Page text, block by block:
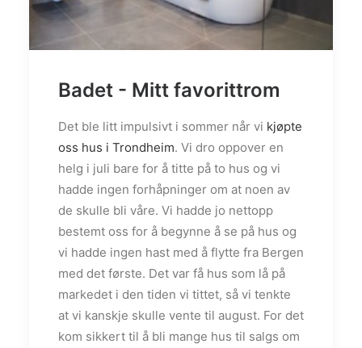
Badet - Mitt favorittrom
Det ble litt impulsivt i sommer når vi kjøpte
oss hus i Trondheim. Vi dro oppover en
helg i juli bare for å titte på to hus og vi
hadde ingen forhåpninger om at noen av
de skulle bli våre. Vi hadde jo nettopp
bestemt oss for å begynne å se på hus og
vi hadde ingen hast med å flytte fra Bergen
med det første. Det var få hus som lå på
markedet i den tiden vi tittet, så vi tenkte
at vi kanskje skulle vente til august. For det
kom sikkert til å bli mange hus til salgs om